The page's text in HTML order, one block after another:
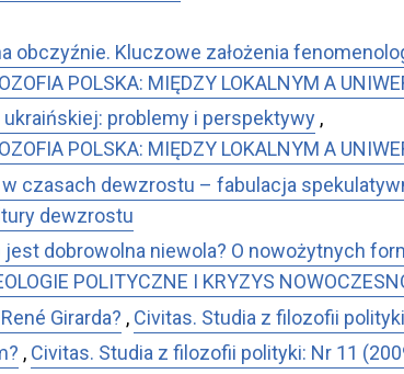
obczyźnie. Kluczowe założenia
POLSKA: MIĘDZY LOKALNYM A
problemy i perspektywy ,
POLSKA: MIĘDZY LOKALNYM A
czasach dewzrostu – fabulacja
dewzrostu
dobrowolna niewola? O nowożytnych
POLITYCZNE I KRYZYS
Girarda? , Civitas. Studia z filozofii
, Civitas. Studia z filozofii polityki: Nr 11